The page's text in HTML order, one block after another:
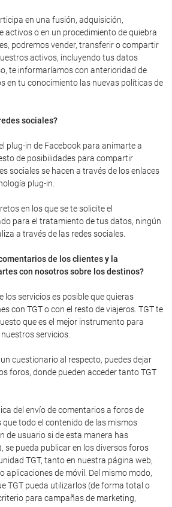
en una fusión, adquisición,
activos o en un procedimiento de quiebra
podremos vender, transferir o compartir
activos, incluyendo tus datos
te informaríamos con anterioridad de
en tu conocimiento las nuevas políticas de
sociales?
plug-in de Facebook para animarte a
de posibilidades para compartir
sociales se hacen a través de los enlaces
plug-in.
en los que se te solicite el
para el tratamiento de tus datos, ningún
a través de las redes sociales.
de los clientes y la
con nosotros sobre los destinos?
los servicios es posible que quieras
con TGT o con el resto de viajeros. TGT te
que es el mejor instrumento para
servicios.
cuestionario al respecto, puedes dejar
foros, donde pueden acceder tanto TGT
del envío de comentarios a foros de
todo el contenido de las mismos
de usuario si de esta manera has
se pueda publicar en los diversos foros
TGT, tanto en nuestra página web,
aplicaciones de móvil. Del mismo modo,
TGT pueda utilizarlos (de forma total o
para campañas de marketing,